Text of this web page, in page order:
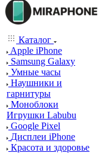
Каталог
Apple iPhone
Samsung Galaxy
Умные часы
Наушники и
гарнитуры
Моноблоки
Игрушки Labubu
Google Pixel
Дисплеи iPhone
Красота и здоровье